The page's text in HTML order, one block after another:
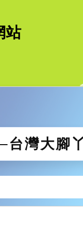
站
台灣大腳